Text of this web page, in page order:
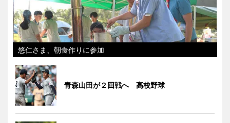
悠仁さま、朝食作りに参加
青森山田が２回戦へ 高校野球